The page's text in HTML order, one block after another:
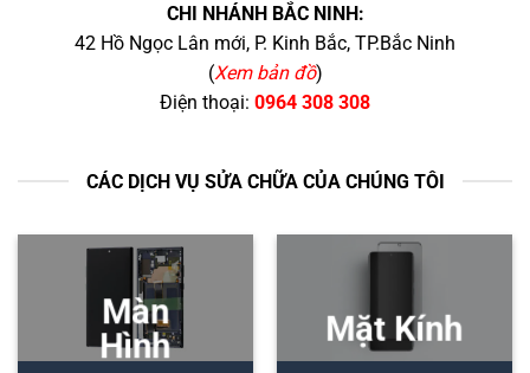
CHI NHÁNH BẮC NINH:
42 Hồ Ngọc Lân mới, P. Kinh Bắc, TP.Bắc Ninh
(Xem bản đồ)
Điện thoại: 0964 308 308
CÁC DỊCH VỤ SỬA CHỮA CỦA CHÚNG TÔI
Màn
Hình
Mặt Kính